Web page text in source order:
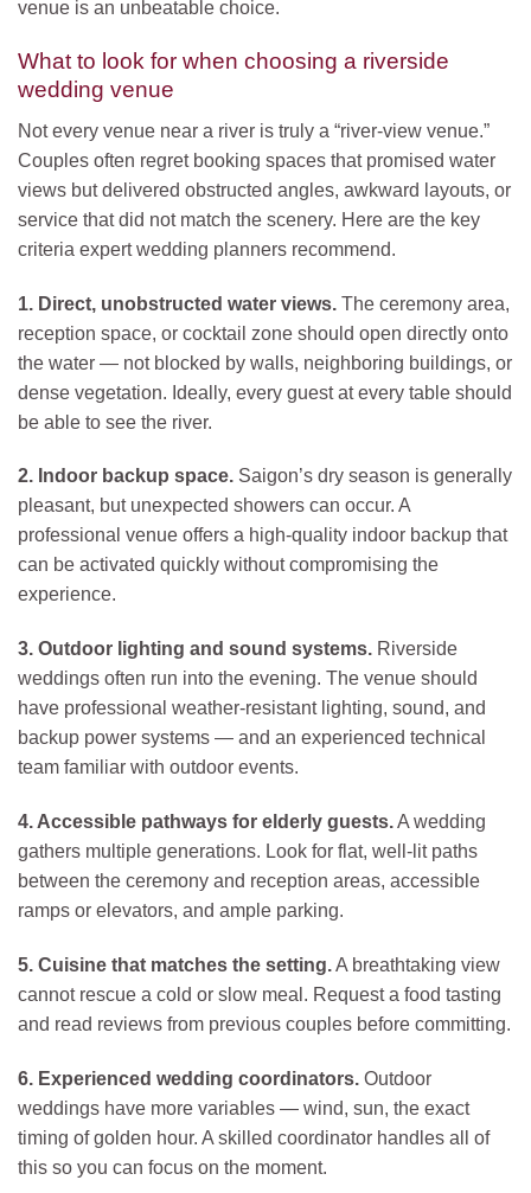
venue is an unbeatable choice.
What to look for when choosing a riverside
wedding venue
Not every venue near a river is truly a “river-view venue.”
Couples often regret booking spaces that promised water
views but delivered obstructed angles, awkward layouts, or
service that did not match the scenery. Here are the key
criteria expert wedding planners recommend.
1. Direct, unobstructed water views. The ceremony area,
reception space, or cocktail zone should open directly onto
the water — not blocked by walls, neighboring buildings, or
dense vegetation. Ideally, every guest at every table should
be able to see the river.
2. Indoor backup space. Saigon’s dry season is generally
pleasant, but unexpected showers can occur. A
professional venue offers a high-quality indoor backup that
can be activated quickly without compromising the
experience.
3. Outdoor lighting and sound systems. Riverside
weddings often run into the evening. The venue should
have professional weather-resistant lighting, sound, and
backup power systems — and an experienced technical
team familiar with outdoor events.
4. Accessible pathways for elderly guests.A wedding
gathers multiple generations. Look for flat, well-lit paths
between the ceremony and reception areas, accessible
ramps or elevators, and ample parking.
5. Cuisine that matches the setting.A breathtaking view
cannot rescue a cold or slow meal. Request a food tasting
and read reviews from previous couples before committing.
6. Experienced wedding coordinators. Outdoor
weddings have more variables — wind, sun, the exact
timing of golden hour. A skilled coordinator handles all of
this so you can focus on the moment.